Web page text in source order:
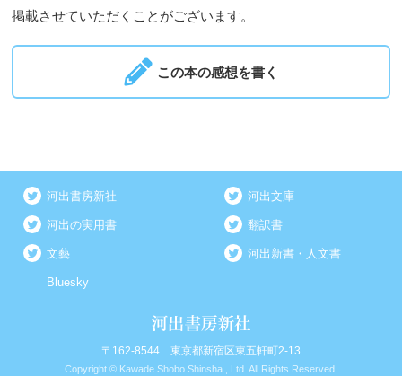
掲載させていただくことがございます。
この本の感想を書く
河出書房新社 河出文庫
河出の実用書 翻訳書
文藝 河出新書・人文書
Bluesky
〒162-8544 東京都新宿区東五軒町2-13
Copyright © Kawade Shobo Shinsha., Ltd. All Rights Reserved.